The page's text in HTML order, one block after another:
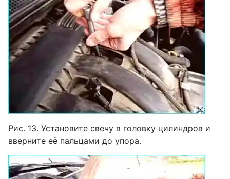
Рис. 13. Установите свечу в головку цилиндров и
вверните её пальцами до упора.